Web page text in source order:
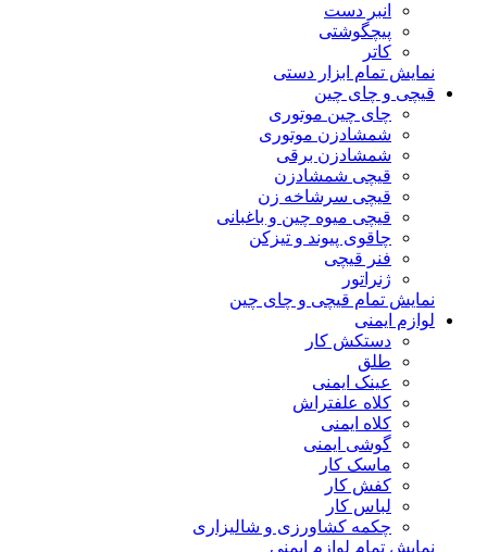
انبر دست
پیچگوشتی
کاتر
نمایش تمام ابزار دستی
قیچی و چای چین
چای چین موتوری
شمشادزن موتوری
شمشادزن برقی
قیچی شمشادزن
قیچی سرشاخه زن
قیچی میوه چین و باغبانی
چاقوی پیوند و تیزکن
فنر قیچی
ژنراتور
نمایش تمام قیچی و چای چین
لوازم ایمنی
دستکش کار
طلق
عینک ایمنی
کلاه علفتراش
کلاه ایمنی
گوشی ایمنی
ماسک کار
کفش کار
لباس کار
چکمه کشاورزی و شالیزاری
نمایش تمام لوازم ایمنی